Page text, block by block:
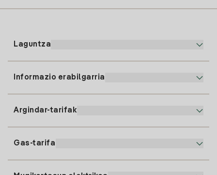
Laguntza
91 919 52 73
clientes@tuiberdrola.es
Informazio erabilgarria
Argindar-tarifak
Gas-tarifa